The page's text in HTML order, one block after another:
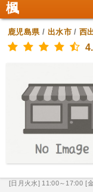
楓
鹿児島県/ 出水市/西
[日月火水] 11:00～17:00 [